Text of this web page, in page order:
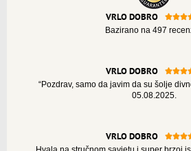
VRLO DOBRO 
Bazirano na 497
VRLO DOBRO 
“Pozdrav, samo da javim da su šolje
05.08.2025.
VRLO DOBRO 